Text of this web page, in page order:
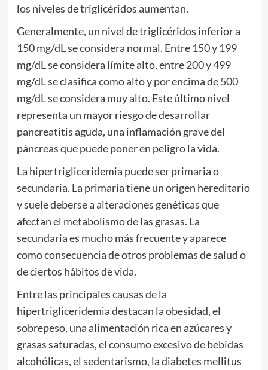
los niveles de triglicéridos aumentan.
Generalmente, un nivel de triglicéridos inferior a
150 mg/dL se considera normal. Entre 150 y 199
mg/dL se considera límite alto, entre 200 y 499
mg/dL se clasifica como alto y por encima de 500
mg/dL se considera muy alto. Este último nivel
representa un mayor riesgo de desarrollar
pancreatitis aguda, una inflamación grave del
páncreas que puede poner en peligro la vida.
La hipertrigliceridemia puede ser primaria o
secundaria. La primaria tiene un origen hereditario
y suele deberse a alteraciones genéticas que
afectan el metabolismo de las grasas. La
secundaria es mucho más frecuente y aparece
como consecuencia de otros problemas de salud o
de ciertos hábitos de vida.
Entre las principales causas de la
hipertrigliceridemia destacan la obesidad, el
sobrepeso, una alimentación rica en azúcares y
grasas saturadas, el consumo excesivo de bebidas
alcohólicas, el sedentarismo, la diabetes mellitus